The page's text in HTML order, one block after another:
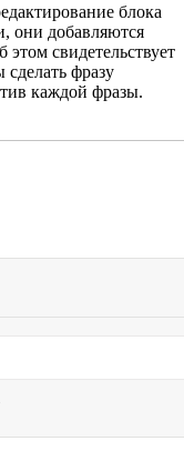
блока
они добавляются
свидетельствует
фразу
каждой фразы.